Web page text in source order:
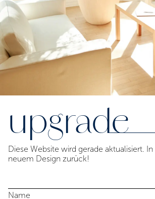
upgrade
Diese Website wird gerade aktualisiert.
neuem Design zurück!
Name